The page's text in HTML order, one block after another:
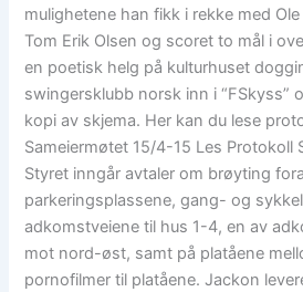
mulighetene han fikk i rekke med
Tom Erik Olsen og scoret to mål i
en poetisk helg på kulturhuset
swingersklubb norsk inn i “FSkyss”
kopi av skjema. Her kan du lese
Sameiermøtet 15/4-15 Les Protokoll
Styret inngår avtaler om brøyting
parkeringsplassene, gang- og
adkomstveiene til hus 1-4, en av
mot nord-øst, samt på platåene
pornofilmer til platåene. Jackon